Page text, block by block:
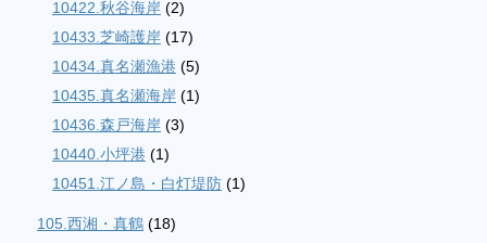
10422.秋谷海岸 (2)
10433.芝崎護岸 (17)
10434.真名瀬漁港 (5)
10435.真名瀬海岸 (1)
10436.森戸海岸 (3)
10440.小坪港 (1)
10451.江ノ島・白灯堤防 (1)
105.西湘・真鶴 (18)